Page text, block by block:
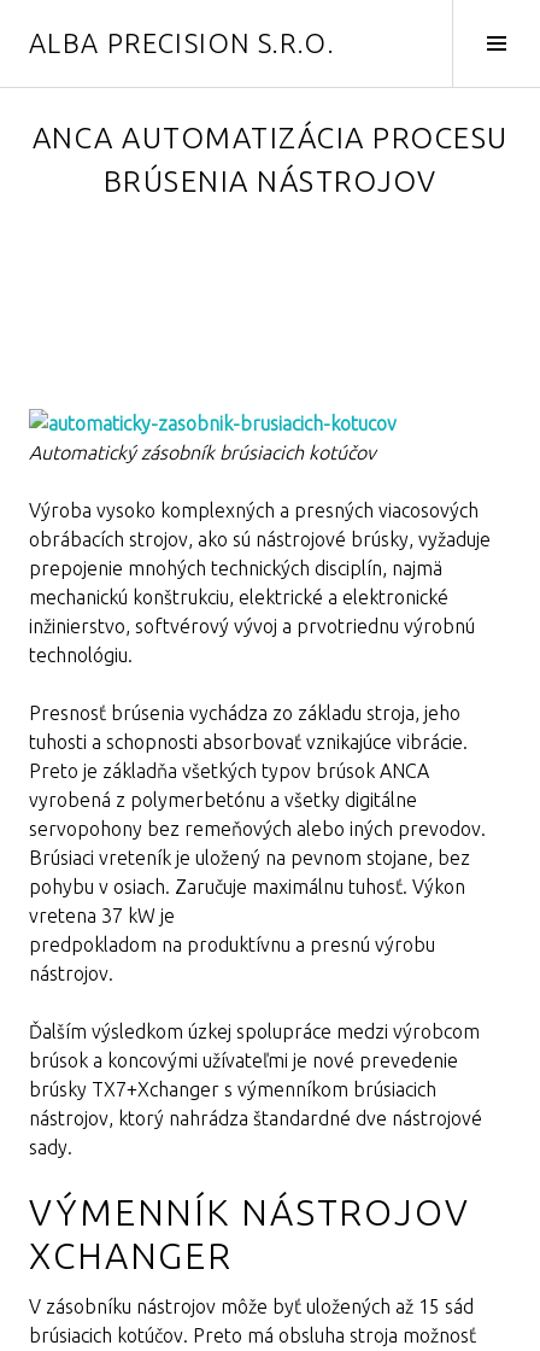
ALBA PRECISION S.R.O.
ANCA AUTOMATIZÁCIA PROCESU
BRÚSENIA NÁSTROJOV
Automatický zásobník brúsiacich kotúčov
Výroba vysoko komplexných a presných viacosových
obrábacích strojov, ako sú nástrojové brúsky, vyžaduje
prepojenie mnohých technických disciplín, najmä
mechanickú konštrukciu, elektrické a elektronické
inžinierstvo, softvérový vývoj a prvotriednu výrobnú
technológiu.
Presnosť brúsenia vychádza zo základu stroja, jeho
tuhosti a schopnosti absorbovať vznikajúce vibrácie.
Preto je základňa všetkých typov brúsok ANCA
vyrobená z polymerbetónu a všetky digitálne
servopohony bez remeňových alebo iných prevodov.
Brúsiaci vreteník je uložený na pevnom stojane, bez
pohybu v osiach. Zaručuje maximálnu tuhosť. Výkon
vretena 37 kW je
predpokladom na produktívnu a presnú výrobu
nástrojov.
Ďalším výsledkom úzkej spolupráce medzi výrobcom
brúsok a koncovými užívateľmi je nové prevedenie
brúsky TX7+Xchanger s výmenníkom brúsiacich
nástrojov, ktorý nahrádza štandardné dve nástrojové
sady.
VÝMENNÍK NÁSTROJOV
XCHANGER
V zásobníku nástrojov môže byť uložených až 15 sád
brúsiacich kotúčov. Preto má obsluha stroja možnosť